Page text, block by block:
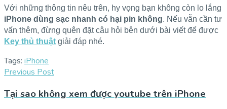
Với những thông tin nêu trên, hy vọng bạn không còn lo lắng
iPhone dùng sạc nhanh có hại pin không. Nếu vẫn cần tư
vấn thêm, đừng quên đặt câu hỏi bên dưới bài viết để được
Key thủ thuật giải đáp nhé.
Tags: iPhone
Previous Post
Tại sao không xem được youtube trên iPhone